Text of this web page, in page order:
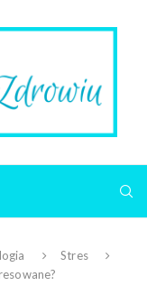
Stres